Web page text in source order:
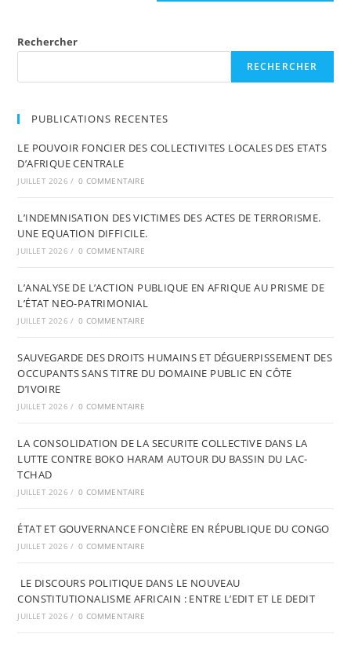
Rechercher
RECHERCHER
PUBLICATIONS RECENTES
LE POUVOIR FONCIER DES COLLECTIVITES LOCALES DES ETATS
D’AFRIQUE CENTRALE
JUILLET 2026 / 0 COMMENTAIRE
L’INDEMNISATION DES VICTIMES DES ACTES DE TERRORISME.
UNE EQUATION DIFFICILE.
JUILLET 2026 / 0 COMMENTAIRE
L’ANALYSE DE L’ACTION PUBLIQUE EN AFRIQUE AU PRISME DE
L’ÉTAT NEO-PATRIMONIAL
JUILLET 2026 / 0 COMMENTAIRE
SAUVEGARDE DES DROITS HUMAINS ET DÉGUERPISSEMENT DES
OCCUPANTS SANS TITRE DU DOMAINE PUBLIC EN CÔTE
D’IVOIRE
JUILLET 2026 / 0 COMMENTAIRE
LA CONSOLIDATION DE LA SECURITE COLLECTIVE DANS LA
LUTTE CONTRE BOKO HARAM AUTOUR DU BASSIN DU LAC-
TCHAD
JUILLET 2026 / 0 COMMENTAIRE
ÉTAT ET GOUVERNANCE FONCIÈRE EN RÉPUBLIQUE DU CONGO
JUILLET 2026 / 0 COMMENTAIRE
LE DISCOURS POLITIQUE DANS LE NOUVEAU
CONSTITUTIONALISME AFRICAIN : ENTRE L’EDIT ET LE DEDIT
JUILLET 2026 / 0 COMMENTAIRE